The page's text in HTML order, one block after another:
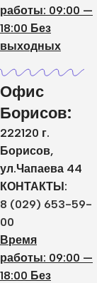
работы: 09:00 —
18:00 Без
выходных
Офис
Борисов:
222120 г.
Борисов,
ул.Чапаева 44
КОНТАКТЫ:
8 (029) 653-59-
00
Время
работы: 09:00 —
18:00 Без